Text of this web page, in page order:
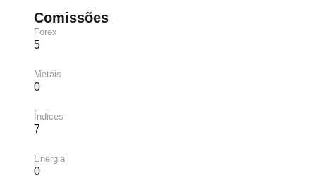
Comissões
Forex
5
Metais
0
Índices
7
Energia
0